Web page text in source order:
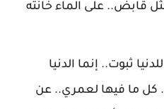
قابض.. على الماء خانته
ثبوت.. إنما الدنيا
كل ما فيها لعمري.. عن